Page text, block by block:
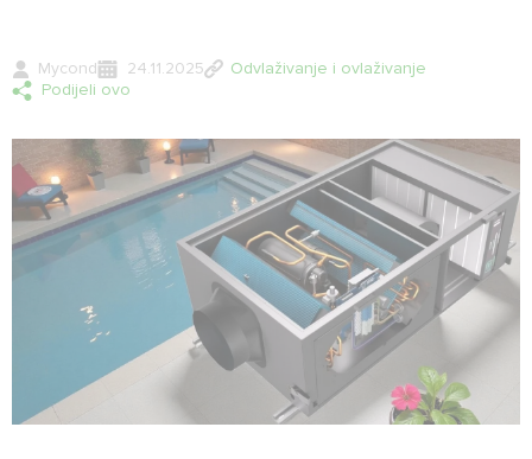
Mycond 24.11.2025
Odvlaživanje i ovlaživanje
Podijeli ovo